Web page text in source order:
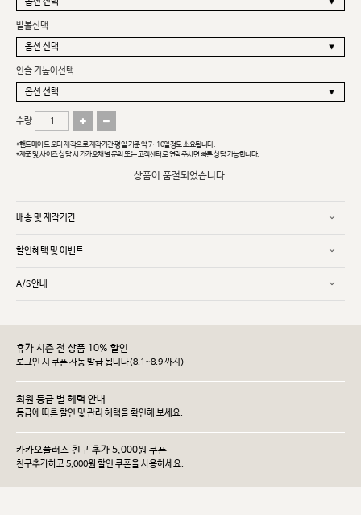
발볼선택
인솔 키높이선택
수량
*핸드메이드 오더 제작으로 제작기간 평일 기준 약 7~10일정도 소요됩니다.
*제품 및 사이즈 상담 시 카카오채널 문의 또는 고객센터로 연락주시면 빠른 상담 가능합니다.
상품이 품절되었습니다.
배송 및 제작기간
할인혜택 및 이벤트
A/S안내
휴가 시즌 전 상품 10% 할인
로그인 시 쿠폰 자동 발급 됩니다(8.1~8.9 까지)
회원 등급 별 혜택 안내
등급에 따른 할인 및 관리 헤택을 확인해 보세요.
카카오플러스 친구 추가 5,000원 쿠폰
친구추가하고 5,000원 할인 쿠폰을 사용하세요.